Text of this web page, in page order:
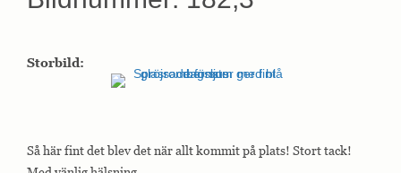
Storbild:
Så här fint det blev det när allt kommit på plats! Stort tack!